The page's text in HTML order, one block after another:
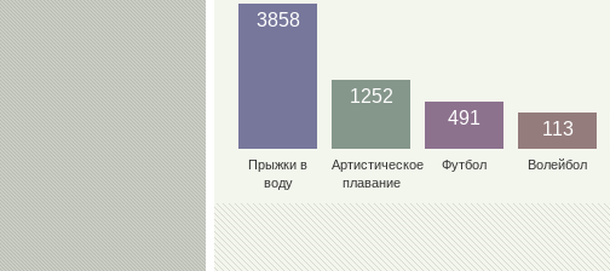
3858
Прыжки в
воду
1252
Артистическое
плавание
491
Футбол
113
Волейбол